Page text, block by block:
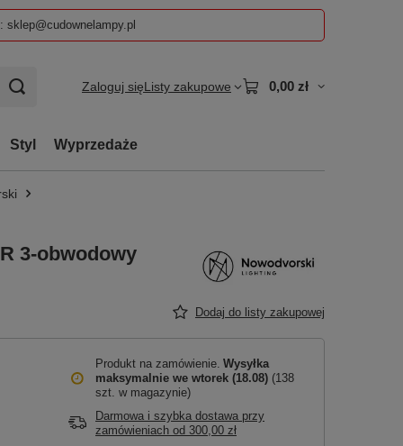
Zaloguj sięListy zakupowe 0,00 zł
Styl Wyprzedaże
3-obwodowy
Dodaj do listy zakupowej
Produkt na zamówienie Wysyłka
maksymalnie we wtorek (18.08) (138
szt. w magazynie)
Darmowa i szybka dostawa przy
zamówieniach od 300,00 zł